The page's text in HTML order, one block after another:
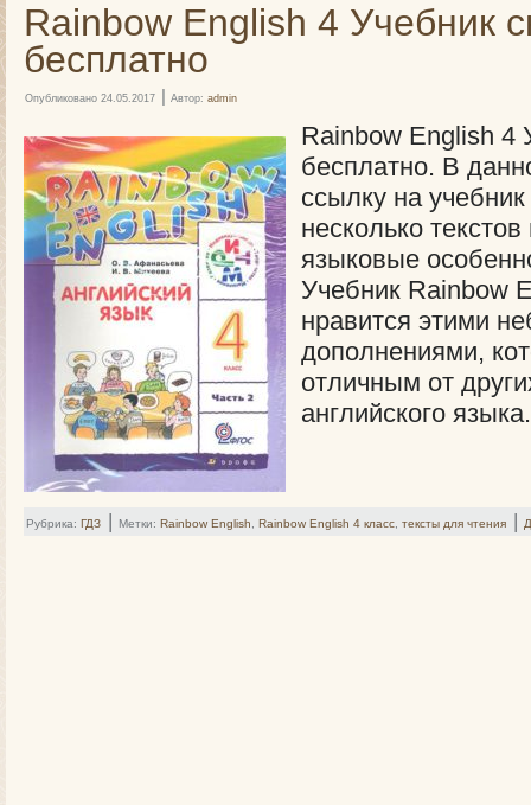
Rainbow English 4 Учебник
бесплатно
Опубликовано 24.05.2017 | Автор: admin
Rainbow English 4
бесплатно. В
ссылку на
несколько
языковые
Учебник Rainbow
нравится этими
дополнениями,
отличным от
английского
Рубрика: ГДЗ | Метки: Rainbow English Rainbow English 4 класс тексты для чтения |